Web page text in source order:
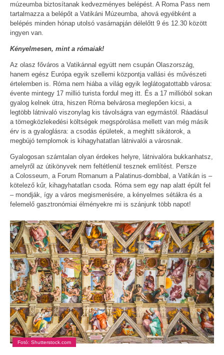
múzeumba biztosítanak kedvezményes belépést. A Roma Pass nem
tartalmazza a belépőt a Vatikáni Múzeumba, ahová egyébként a
belépés minden hónap utolsó vasárnapján délelőtt 9 és 12.30 között
ingyen van.
Kényelmesen, mint a rómaiak!
Az olasz főváros a Vatikánnal együtt nem csupán Olaszország,
hanem egész Európa egyik szellemi központja vallási és művészeti
értelemben is. Róma nem hiába a világ egyik leglátogatottabb városa:
évente mintegy 17 millió turista fordul meg itt. És a 17 millióból sokan
gyalog kelnek útra, hiszen Róma belvárosa meglepően kicsi, a
legtöbb látnivaló viszonylag kis távolságra van egymástól. Ráadásul
a tömegközlekedési költségek megspórolása mellett van még másik
érv is a gyaloglásra: a csodás épületek, a meghitt sikátorok, a
megbújó templomok is kihagyhatatlan látnivalói a városnak.
Gyalogosan számtalan olyan érdekes helyre, látnivalóra bukkanhatsz,
amelyről az útikönyvek nem feltétlenül tesznek említést. Persze
a Colosseum, a Forum Romanum a Palatinus-dombbal, a Vatikán is –
kötelező kűr, kihagyhatatlan csoda. Róma sem egy nap alatt épült fel
– mondják, így a város megismerésére, a kényelmes sétákra és a
felemelő gasztronómiai élményekre mi is szánjunk több napot!
Fotó: Shutterstock.com